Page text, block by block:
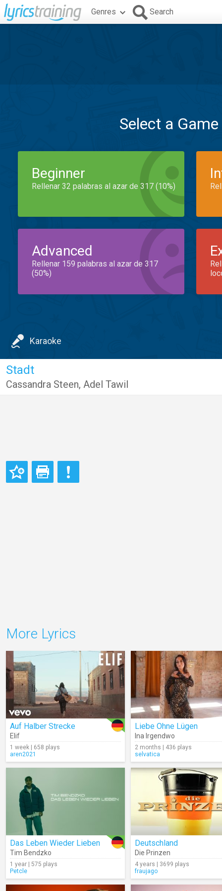
Genres Search
Select a
Beginner
Rellenar 32 palabras al azar de 317 (10%)
Advanced
Rellenar 159 palabras al azar de 317
(50%)
Karaoke
Stadt
Cassandra Steen, Adel Tawil
More Lyrics
Auf Halber Strecke
Elif
1 week | 658 plays
aren2021
Liebe Ohne Lügen
Ina Irgendwo
2 months | 436 plays
selvatica
Das Leben Wieder Lieben
Tim Bendzko
1 year | 575 plays
Petcle
Deutschland
Die Prinzen
4 years | 3699 plays
fraujago